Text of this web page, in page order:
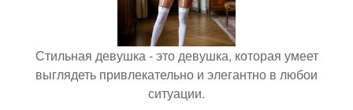
Стильная девушка - это девушка, которая умеет
выглядеть привлекательно и элегантно в любои
ситуации.